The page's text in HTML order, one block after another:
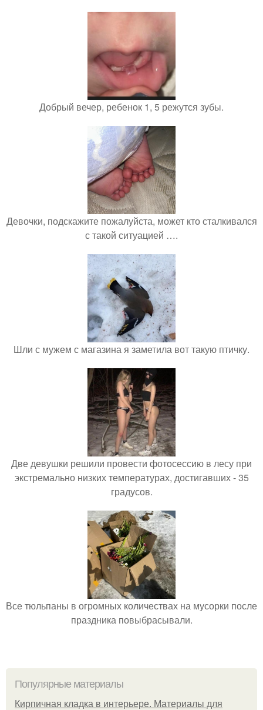
Добрый вечер, ребенок 1, 5 режутся зубы.
Девочки, подскажите пожалуйста, может кто сталкивался
с такой ситуацией ….
Шли с мужем с магазина я заметила вот такую птичку.
Две девушки решили провести фотосессию в лесу при
экстремально низких температурах, достигавших - 35
градусов.
Все тюльпаны в огромных количествах на мусорки после
праздника повыбрасывали.
Популярные материалы
Кирпичная кладка в интерьере. Материалы для